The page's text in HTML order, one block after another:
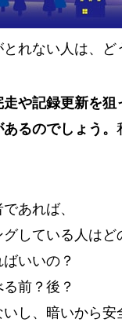
れない人は、ど
走や記録更新を
るのでしょう。
あれば、
グしている人はど
いいの？
前？後？
いし、暗いから安